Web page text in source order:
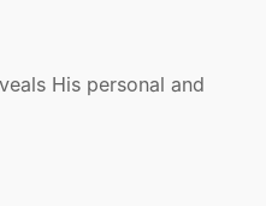
His personal and